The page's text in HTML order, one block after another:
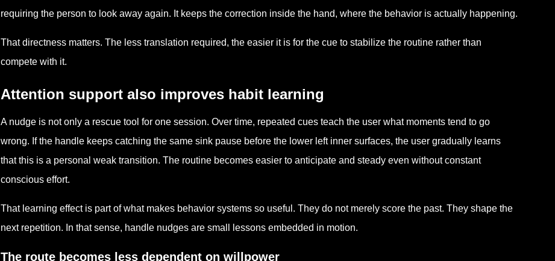
requiring the person to look away again. It keeps the correction inside the hand, where the behavior is actually happening.
That directness matters. The less translation required, the easier it is for the cue to stabilize the routine rather than
compete with it.
Attention support also improves habit learning
A nudge is not only a rescue tool for one session. Over time, repeated cues teach the user what moments tend to go
wrong. If the handle keeps catching the same sink pause before the lower left inner surfaces, the user gradually learns
that this is a personal weak transition. The routine becomes easier to anticipate and steady even without constant
conscious effort.
That learning effect is part of what makes behavior systems so useful. They do not merely score the past. They shape the
next repetition. In that sense, handle nudges are small lessons embedded in motion.
The route becomes less dependent on willpower